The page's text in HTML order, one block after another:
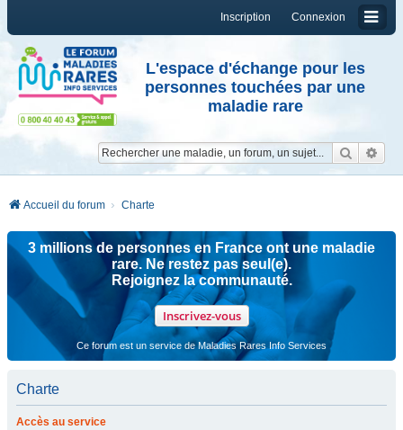
Connexion
Inscription
L'espace d'échange pour les
personnes touchées par une
maladie rare
Accueil du forum Charte
3 millions de personnes en France ont une maladie
rare. Ne restez pas seul(e).
Rejoignez la communauté.
Inscrivez-vous
Ce forum est un service de Maladies Rares Info Services
Charte
Accès au service